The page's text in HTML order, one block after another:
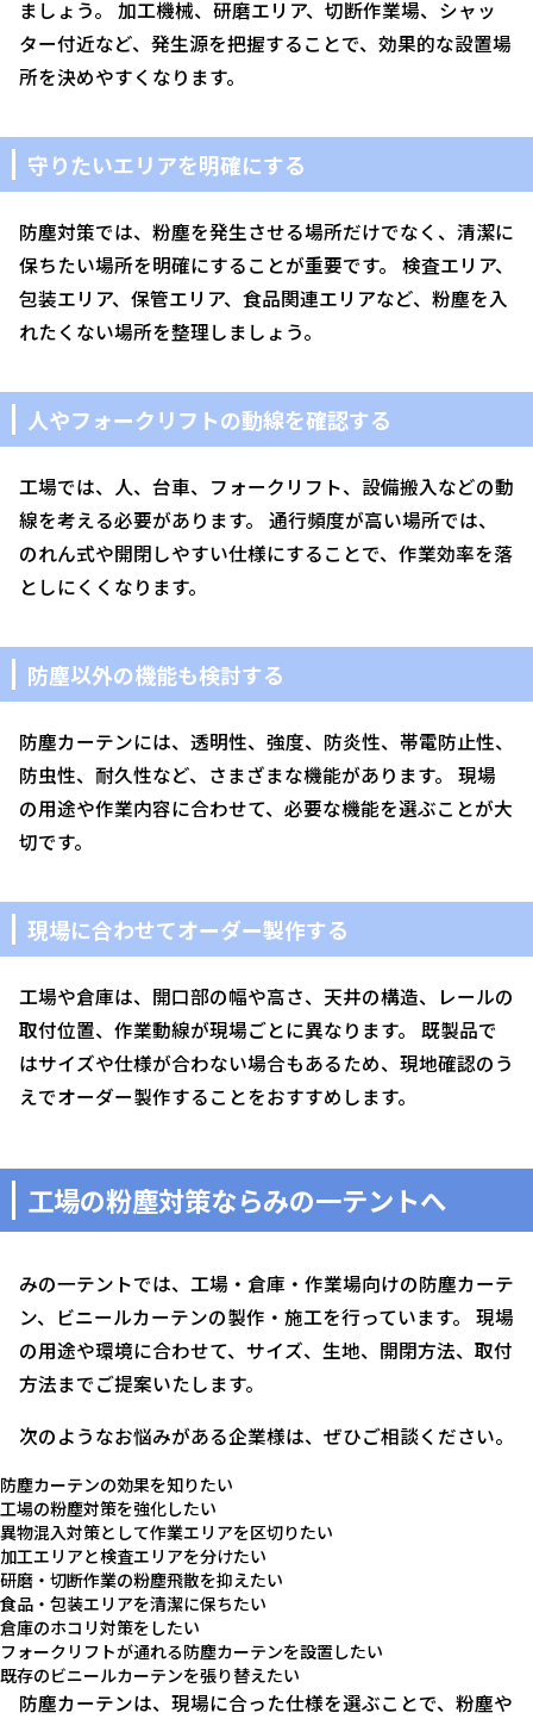
ましょう。 加工機械、研磨エリア、切断作業場、シャッ
ター付近など、発生源を把握することで、効果的な設置場
所を決めやすくなります。
守りたいエリアを明確にする
防塵対策では、粉塵を発生させる場所だけでなく、清潔に
保ちたい場所を明確にすることが重要です。 検査エリア、
包装エリア、保管エリア、食品関連エリアなど、粉塵を入
れたくない場所を整理しましょう。
人やフォークリフトの動線を確認する
工場では、人、台車、フォークリフト、設備搬入などの動
線を考える必要があります。 通行頻度が高い場所では、
のれん式や開閉しやすい仕様にすることで、作業効率を落
としにくくなります。
防塵以外の機能も検討する
防塵カーテンには、透明性、強度、防炎性、帯電防止性、
防虫性、耐久性など、さまざまな機能があります。 現場
の用途や作業内容に合わせて、必要な機能を選ぶことが大
切です。
現場に合わせてオーダー製作する
工場や倉庫は、開口部の幅や高さ、天井の構造、レールの
取付位置、作業動線が現場ごとに異なります。 既製品で
はサイズや仕様が合わない場合もあるため、現地確認のう
えでオーダー製作することをおすすめします。
工場の粉塵対策ならみの一テントへ
みの一テントでは、工場・倉庫・作業場向けの防塵カーテ
ン、ビニールカーテンの製作・施工を行っています。 現場
の用途や環境に合わせて、サイズ、生地、開閉方法、取付
方法までご提案いたします。
次のようなお悩みがある企業様は、ぜひご相談ください。
防塵カーテンの効果を知りたい
工場の粉塵対策を強化したい
異物混入対策として作業エリアを区切りたい
加工エリアと検査エリアを分けたい
研磨・切断作業の粉塵飛散を抑えたい
食品・包装エリアを清潔に保ちたい
倉庫のホコリ対策をしたい
フォークリフトが通れる防塵カーテンを設置したい
既存のビニールカーテンを張り替えたい
防塵カーテンは、現場に合った仕様を選ぶことで、粉塵や